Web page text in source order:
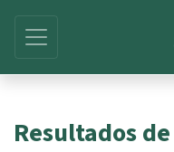
Resultados